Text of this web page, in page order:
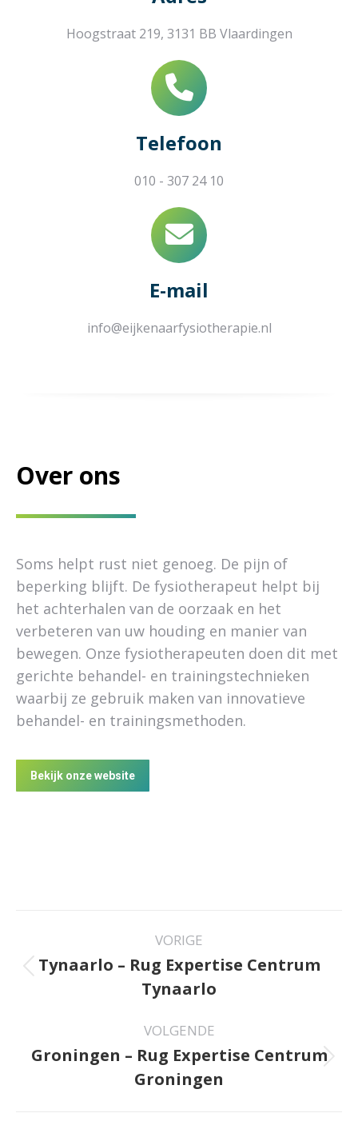
Hoogstraat 219, 3131 BB Vlaardingen
Telefoon
010 - 307 24 10
E-mail
info@eijkenaarfysiotherapie.nl
Over ons
Soms helpt rust niet genoeg. De pijn of
beperking blijft. De fysiotherapeut helpt bij
het achterhalen van de oorzaak en het
verbeteren van uw houding en manier van
bewegen. Onze fysiotherapeuten doen dit met
gerichte behandel- en trainingstechnieken
waarbij ze gebruik maken van innovatieve
behandel- en trainingsmethoden.
Bekijk onze website
navigation
VORIGE
Previous
project:
Tynaarlo – Rug Expertise Centrum
Tynaarlo
VOLGENDE
Next
project:
Groningen – Rug Expertise Centrum
Groningen